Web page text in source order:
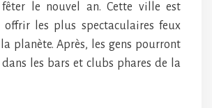
le nouvel an. Cette ville est
offrir les plus spectaculaires feux
planète. Après, les gens pourront
les bars et clubs phares de la